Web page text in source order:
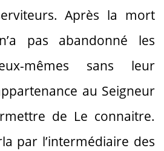
Après la mort
pas abandonné les
mêmes sans leur
au Seigneur
de Le connaitre.
par l’intermédiaire des